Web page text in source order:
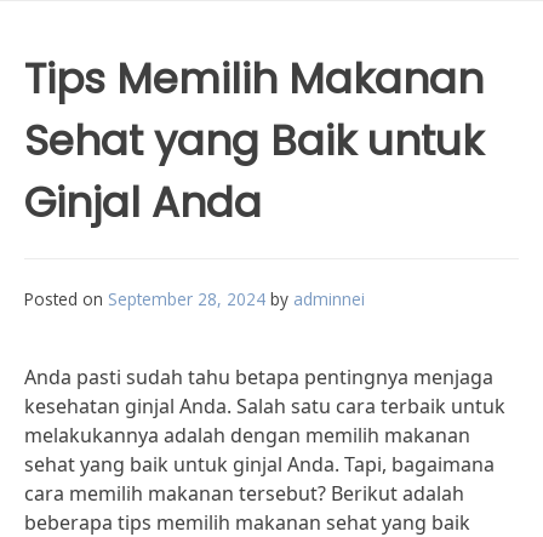
Tips Memilih Makanan
Sehat yang Baik untuk
Ginjal Anda
Posted on September 28, 2024 by adminnei
Anda pasti sudah tahu betapa pentingnya menjaga
kesehatan ginjal Anda. Salah satu cara terbaik untuk
melakukannya adalah dengan memilih makanan
sehat yang baik untuk ginjal Anda. Tapi, bagaimana
cara memilih makanan tersebut? Berikut adalah
beberapa tips memilih makanan sehat yang baik